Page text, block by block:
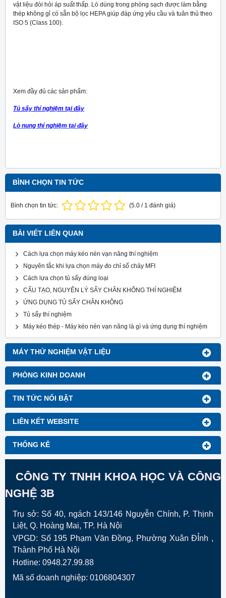
MÁY THỬ NGHIỆM VẬT LIỆU
PHÒNG KINH DOANH
TIN TỨC NỔI BẬT
LIÊN KẾT WEBSITE
THỐNG KÊ
vật liệu đòi hỏi áp suất thấp. Lò dùng trong phòng sạch được làm bằng
thép không gỉ có sẵn bộ lọc HEPA giúp đáp ứng yêu cầu và tuân thủ theo
ISO 5 (Class 100).
Xem đầy đủ các sản phẩm:
Tủ sấy thí nghiệm tại đây
Lò nung thí nghiệm tại đây
BÌNH CHỌN TIN TỨC
Bình chọn tin tức: (5.0 / 1 đánh giá)
BÀI VIẾT LIÊN QUAN
Cách lựa chọn máy kéo nén vạn năng thí nghiệm
Nguyên tắc khi lựa chọn máy đo chỉ số chảy MFI
Cách lựa chọn tủ sấy đúng loại
CẤU TẠO, NGUYÊN LÝ SẤY CHÂN KHÔNG THÍ NGHIỆM
ỨNG DỤNG TỦ SẤY CHÂN KHÔNG
Tủ sấy thí nghiệm
Máy kéo thép - Máy kéo nén vạn năng là gì và ứng dụng thí nghiệm
CÔNG TY TNHH KHOA HỌC VÀ CÔNG
NGHỆ 3B
Trụ sở: Số 40, ngách 143/146 Nguyễn Chính, P. Thịnh
Liệt, Q. Hoàng Mai, TP. Hà Nội
VPGD: Số 195 Phạm Văn Đồng, Phường Xuân ĐỈnh ,
Thành Phố Hà Nội
Hotline: 0948.27.99.88
Mã số doanh nghiệp: 0106804307